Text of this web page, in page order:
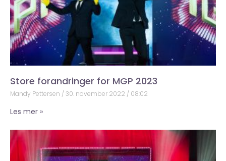
Store forandringer for MGP 2023
Mandy Pettersen 30. november 2022 08:02
Les mer »